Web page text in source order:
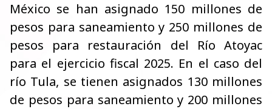
México se han asignado 150 millones de
pesos para saneamiento y 250 millones de
pesos para restauración del Río Atoyac
para el ejercicio fiscal 2025. En el caso del
río Tula, se tienen asignados 130 millones
de pesos para saneamiento y 200 millones